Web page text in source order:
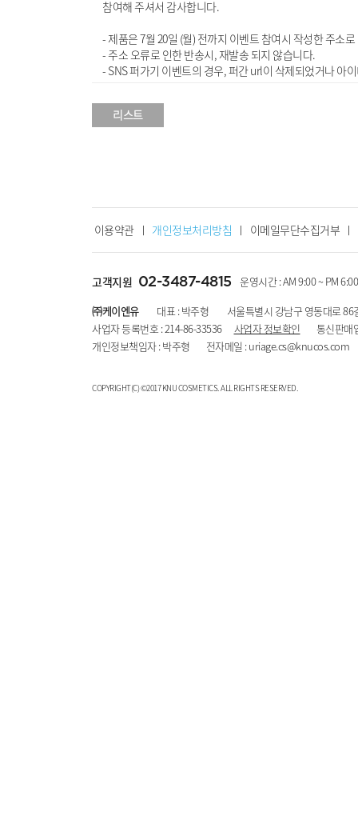
참여해 주셔서 감사합니다.
- 제품은 7월 20일 (월) 전까지 이벤트 참여시 작성한 주소
- 주소 오류로 인한 반송시, 재발송 되지 않습니다.
- SNS 퍼가기 이벤트의 경우, 퍼간 url이 삭제되었거나 아
리스트
이용약관ㅣ 개인정보처리방침 ㅣ 이메일무단수집거부 ㅣ
고객지원 02-3487-4815 운영시간 : AM 9:00 ~ PM
㈜케이엔유
대표 : 박주형 서울특별시 강남구 영동대로 86
사업자 등록번호 : 214-86-33536 사업자 정보확인 통신판매
개인정보책임자 : 박주형 전자메일 :uriage.cs@knucos.com
COPYRIGHT(C) ©2017 KNU COSMETICS. ALL RIGHTS RESERVED.